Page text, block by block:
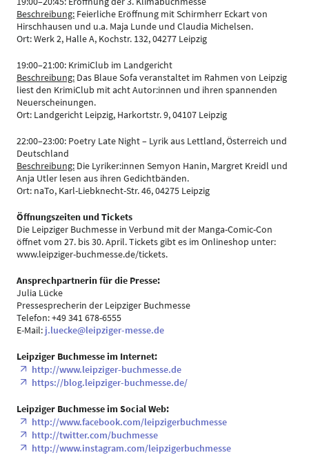
Beschreibung: Feierliche Eröffnung mit Schirmherr Eckart von
Hirschhausen und u.a. Maja Lunde und Claudia Michelsen.
Ort: Werk 2, Halle A, Kochstr. 132, 04277 Leipzig
19:00–21:00: KrimiClub im Landgericht
Beschreibung: Das Blaue Sofa veranstaltet im Rahmen von Leipzig
liest den KrimiClub mit acht Autor:innen und ihren spannenden
Neuerscheinungen.
Ort: Landgericht Leipzig, Harkortstr. 9, 04107 Leipzig
22:00–23:00: Poetry Late Night – Lyrik aus Lettland, Österreich und
Deutschland
Beschreibung: Die Lyriker:innen Semyon Hanin, Margret Kreidl und
Anja Utler lesen aus ihren Gedichtbänden.
Ort: naTo, Karl-Liebknecht-Str. 46, 04275 Leipzig
Öffnungszeiten und Tickets
Die Leipziger Buchmesse in Verbund mit der Manga-Comic-Con
öffnet vom 27. bis 30. April. Tickets gibt es im Onlineshop unter:
www.leipziger-buchmesse.de/tickets.
Ansprechpartnerin für die Presse:
Julia Lücke
Pressesprecherin der Leipziger Buchmesse
Telefon: +49 341 678-6555
E-Mail: j.luecke@leipziger-messe.de
Leipziger Buchmesse im Internet:
http://www.leipziger-buchmesse.de
https://blog.leipziger-buchmesse.de/
Leipziger Buchmesse im Social Web:
http://www.facebook.com/leipzigerbuchmesse
http://twitter.com/buchmesse
http://www.instagram.com/leipzigerbuchmesse